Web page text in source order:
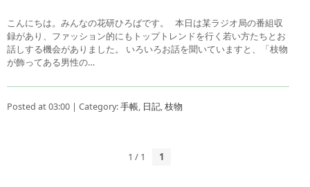
こんにちは。みんなの花研ひろばです。 本日は某ラジオ局の番組収
録があり、ファッション的にもトップトレンドを行く若い方たちとお
話しする機会がありました。 いろいろお話を聞いていますと、「枝物
が飾ってある男性の…
Posted at 03:00 | Category:手帳, 日記,枝物
1 / 1 1